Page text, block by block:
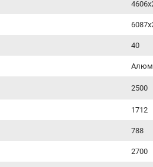
40
2500
1712
788
2700